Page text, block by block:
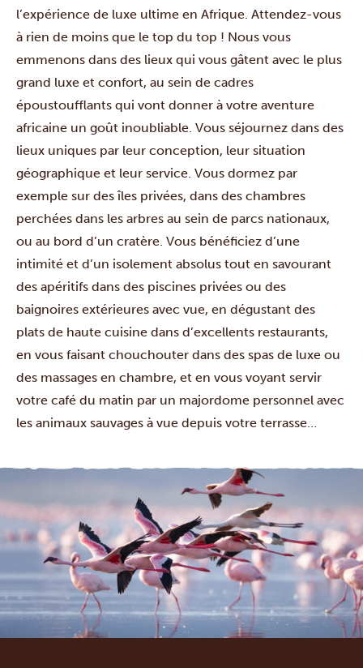
l’expérience de luxe ultime en Afrique. Attendez-vous
à rien de moins que le top du top ! Nous vous
emmenons dans des lieux qui vous gâtent avec le plus
grand luxe et confort, au sein de cadres
époustoufflants qui vont donner à votre aventure
africaine un goût inoubliable. Vous séjournez dans des
lieux uniques par leur conception, leur situation
géographique et leur service. Vous dormez par
exemple sur des îles privées, dans des chambres
perchées dans les arbres au sein de parcs nationaux,
ou au bord d’un cratère. Vous bénéficiez d’une
intimité et d’un isolement absolus tout en savourant
des apéritifs dans des piscines privées ou des
baignoires extérieures avec vue, en dégustant des
plats de haute cuisine dans d’excellents restaurants,
en vous faisant chouchouter dans des spas de luxe ou
des massages en chambre, et en vous voyant servir
votre café du matin par un majordome personnel avec
les animaux sauvages à vue depuis votre terrasse…